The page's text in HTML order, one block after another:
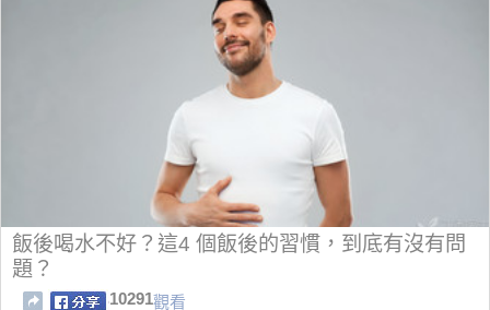
飯後喝水不好？這4 個飯後的習慣，到底有沒有問
題？
10291觀看